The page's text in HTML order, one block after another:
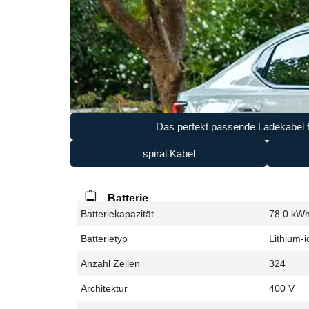
Das perfekt passende Ladekabel
spiral Kabel
Batterie
Batteriekapazität 78.0
Batterietyp Lithium-
Anzahl Zellen 324
Architektur 400 V